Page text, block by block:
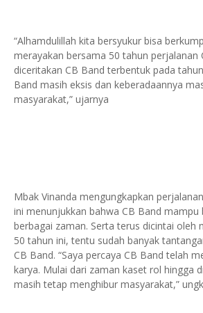
“Alhamdulillah kita bersyukur bisa
merayakan bersama 50 tahun perjalanan
diceritakan CB Band terbentuk pada
Band masih eksis dan keberadaannya
masyarakat,” ujarnya
Mbak Vinanda mengungkapkan
ini menunjukkan bahwa CB Band mampu
berbagai zaman. Serta terus dicintai oleh
50 tahun ini, tentu sudah banyak
CB Band. “Saya percaya CB Band telah
karya. Mulai dari zaman kaset rol hingga
masih tetap menghibur masyarakat,”